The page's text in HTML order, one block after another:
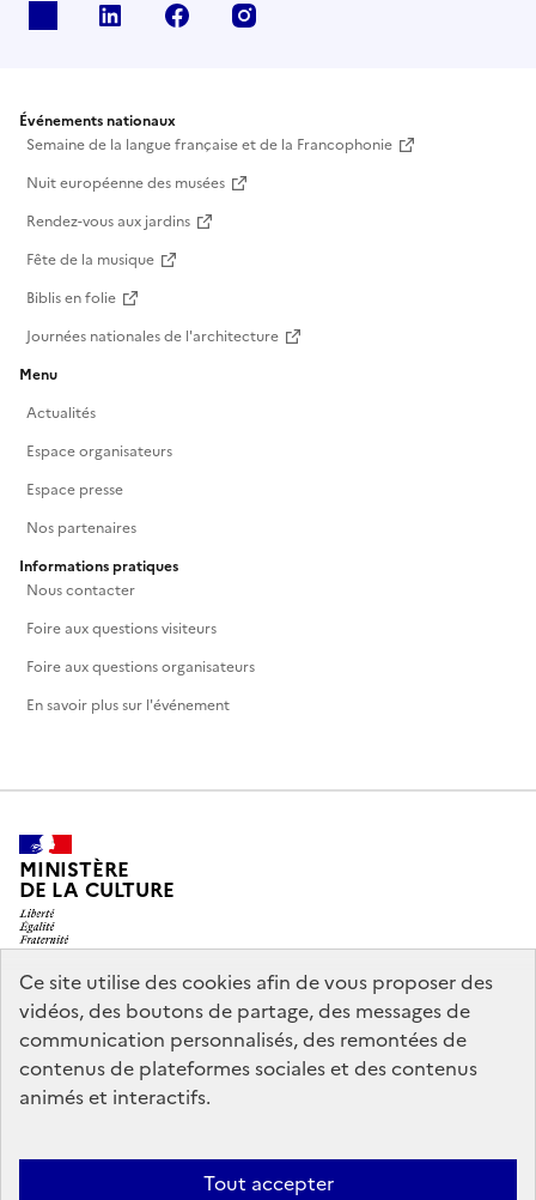
Ce site utilise des cookies afin de vous proposer des
vidéos, des boutons de partage, des messages de
communication personnalisés, des remontées de
contenus de plateformes sociales et des contenus
animés et interactifs.
Tout accepter
Linkedin Facebook
Événements nationaux
Semaine de la langue française et de la Francophonie
Nuit européenne des musées
Rendez-vous aux jardins
Fête de la musique
Biblis en folie
Journées nationales de l'architecture
Menu
Actualités
Espace organisateurs
Espace presse
Nos partenaires
Informations pratiques
Nous contacter
Foire aux questions visiteurs
Foire aux questions organisateurs
En savoir plus sur l'événement
MINISTÈRE
DE LA CULTURE
legifrance.gouv.fr
info.gouv.fr
service-public.gouv.fr
data.gouv.fr
Mentions légales